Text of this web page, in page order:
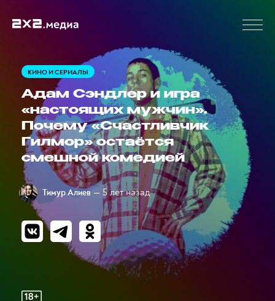
КИНО И СЕРИАЛЫ
Адам Сэндлер и игра
«настоящих мужчин».
Почему «Счастливчик
Гилмор» остаётся
смешной комедией
Тимур Алиев — 5 лет назад